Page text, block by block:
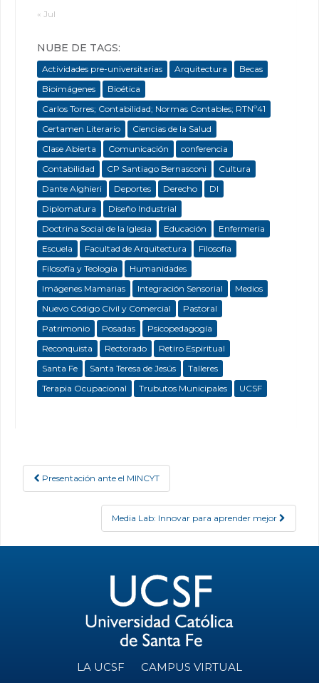
« Jul
NUBE DE TAGS:
Actividades pre-universitarias Arquitectura
Becas
Bioimágenes
Bioética
Carlos Torres; Contabilidad; Normas Contables; RTNº41
Certamen Literario
Ciencias de la Salud
Clase Abierta
Comunicación
conferencia
Contabilidad
CP Santiago Bernasconi
Cultura
Dante Alghieri
Deportes Derecho
DI
Diplomatura
Diseño Industrial
Doctrina Social de la Iglesia
Educación
Enfermeria
Escuela
Facultad de Arquitectura
Filosofía
Filosofía y Teología
Humanidades
Imágenes Mamarias
Integración Sensorial
Medios
Nuevo Código Civil y Comercial
Pastoral
Patrimonio
Posadas
Psicopedagogía
Reconquista
Rectorado
Retiro Espiritual
Santa Fe
Santa Teresa de Jesús
Talleres
Terapia Ocupacional
Trubutos Municipales UCSF
Post navigation
Presentación ante el MINCYT
Media Lab: Innovar para aprender mejor
LA UCSF CAMPUS VIRTUAL